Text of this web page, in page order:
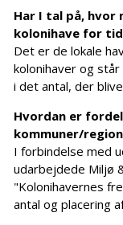
Har I tal på, hvor
kolonihave for
Det er de lokale
kolonihaver og
i det antal, der
Hvordan er
kommuner/
I forbindelse med
udarbejdede Miljø
"Kolonihavernes
antal og placering